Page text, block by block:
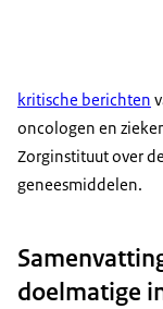
kritische berichten
oncologen en
Zorginstituut over
geneesmiddelen.
doelmatige